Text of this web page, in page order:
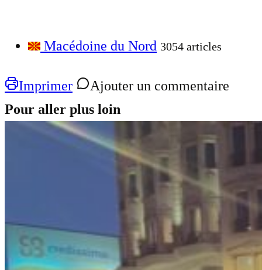
Macédoine du Nord 3054 articles
Imprimer
Ajouter un commentaire
Pour aller plus loin